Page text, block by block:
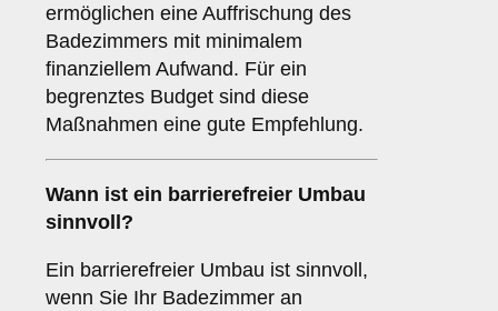
ermöglichen eine Auffrischung des
Badezimmers mit minimalem
finanziellem Aufwand. Für ein
begrenztes Budget sind diese
Maßnahmen eine gute Empfehlung.
Wann ist ein barrierefreier Umbau
sinnvoll?
Ein barrierefreier Umbau ist sinnvoll,
wenn Sie Ihr Badezimmer an